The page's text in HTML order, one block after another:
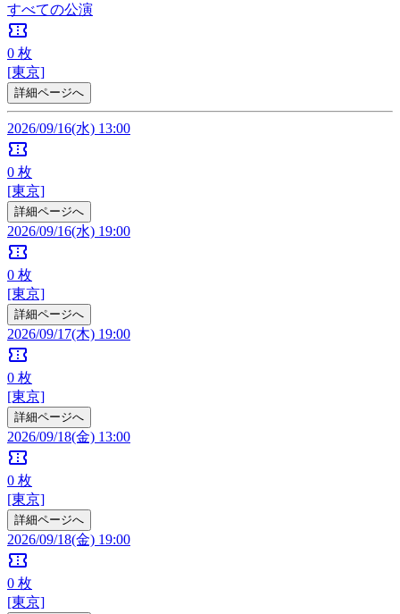
すべての公演
confirmation_number
0 枚
[東京]
詳細ページへ
2026/09/16(水) 13:00
confirmation_number
0 枚
[東京]
詳細ページへ
2026/09/16(水) 19:00
confirmation_number
0 枚
[東京]
詳細ページへ
2026/09/17(木) 19:00
confirmation_number
0 枚
[東京]
詳細ページへ
2026/09/18(金) 13:00
confirmation_number
0 枚
[東京]
詳細ページへ
2026/09/18(金) 19:00
confirmation_number
0 枚
[東京]